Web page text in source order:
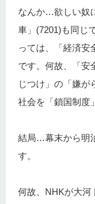
なんか…欲しい奴
車」(7201)も同じ
っては、「経済安
です。何故、「安
じつけ」の「嫌
社会を「鎖国制
結局…幕末から明
す。
何故、NHKが大河